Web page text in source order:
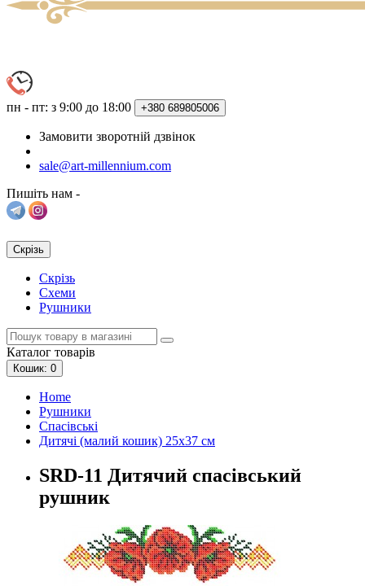
пн - пт: з 9:00 до 18:00 +380 689805006
Замовити зворотній дзвінок
sale@art-millennium.com
Пишіть нам -
Скрізь
Скрізь
Схеми
Рушники
Каталог товарів
Кошик: 0
Home
Рушники
Спасівські
Дитячі (малий кошик) 25х37 см
SRD-11 Дитячий спасівський
рушник